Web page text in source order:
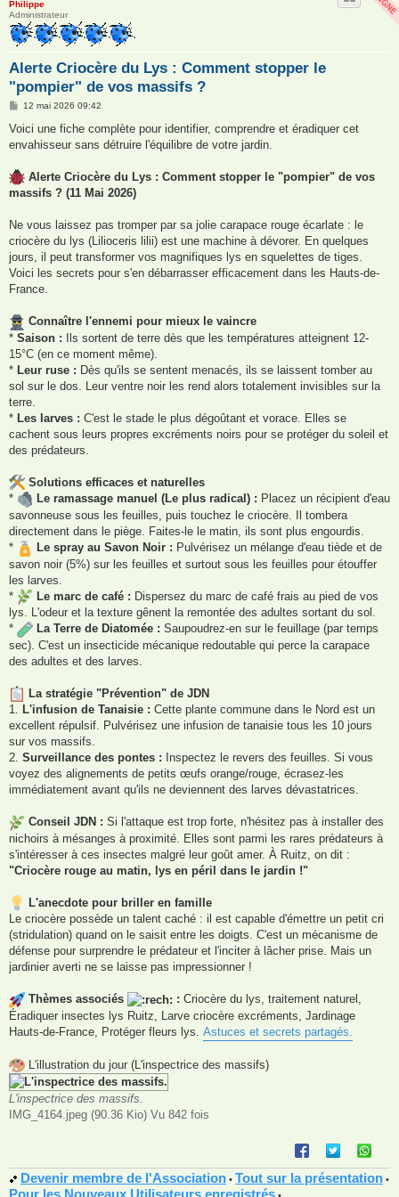
Philippe
Administrateur
Alerte Criocère du Lys : Comment stopper le
"pompier" de vos massifs ?
M
s
a
e
12 mai 2026 09:42
Voici une fiche complète pour identifier, comprendre et éradiquer cet
envahisseur sans détruire l'équilibre de votre jardin.
Alerte Criocère du Lys : Comment stopper le "pompier" de vos
massifs ? (11 Mai 2026)
Ne vous laissez pas tromper par sa jolie carapace rouge écarlate : le
criocère du lys (Lilioceris lilii) est une machine à dévorer. En quelques
jours, il peut transformer vos magnifiques lys en squelettes de tiges.
Voici les secrets pour s'en débarrasser efficacement dans les Hauts-de-
France.
Connaître l'ennemi pour mieux le vaincre
* Saison : Ils sortent de terre dès que les températures atteignent 12-
15°C (en ce moment même).
* Leur ruse : Dès qu'ils se sentent menacés, ils se laissent tomber au
sol sur le dos. Leur ventre noir les rend alors totalement invisibles sur la
terre.
* Les larves : C'est le stade le plus dégoûtant et vorace. Elles se
cachent sous leurs propres excréments noirs pour se protéger du soleil et
des prédateurs.
Solutions efficaces et naturelles
*
Le ramassage manuel (Le plus radical) : Placez un récipient d'eau
savonneuse sous les feuilles, puis touchez le criocère. Il tombera
directement dans le piège. Faites-le le matin, ils sont plus engourdis.
*
Le spray au Savon Noir : Pulvérisez un mélange d'eau tiède et de
savon noir (5%) sur les feuilles et surtout sous les feuilles pour étouffer
les larves.
*
Le marc de café : Dispersez du marc de café frais au pied de vos
lys. L'odeur et la texture gênent la remontée des adultes sortant du sol.
*
La Terre de Diatomée : Saupoudrez-en sur le feuillage (par temps
sec). C'est un insecticide mécanique redoutable qui perce la carapace
des adultes et des larves.
La stratégie "Prévention" de JDN
1. L'infusion de Tanaisie : Cette plante commune dans le Nord est un
excellent répulsif. Pulvérisez une infusion de tanaisie tous les 10 jours
sur vos massifs.
2. Surveillance des pontes : Inspectez le revers des feuilles. Si vous
voyez des alignements de petits œufs orange/rouge, écrasez-les
immédiatement avant qu'ils ne deviennent des larves dévastatrices.
Conseil JDN : Si l'attaque est trop forte, n'hésitez pas à installer des
nichoirs à mésanges à proximité. Elles sont parmi les rares prédateurs à
s'intéresser à ces insectes malgré leur goût amer. À Ruitz, on dit :
"Criocère rouge au matin, lys en péril dans le jardin !"
L'anecdote pour briller en famille
Le criocère possède un talent caché : il est capable d'émettre un petit cri
(stridulation) quand on le saisit entre les doigts. C'est un mécanisme de
défense pour surprendre le prédateur et l'inciter à lâcher prise. Mais un
jardinier averti ne se laisse pas impressionner !
Thèmes associés : Criocère du lys, traitement naturel,
Éradiquer insectes lys Ruitz, Larve criocère excréments, Jardinage
Hauts-de-France, Protéger fleurs lys. Astuces et secrets partagés.
L'illustration du jour (L'inspectrice des massifs)
L'inspectrice des massifs.
IMG_4164.jpeg (90.36 Kio) Vu 842 fois
Devenir membre de l'Association • Tout sur la présentation •